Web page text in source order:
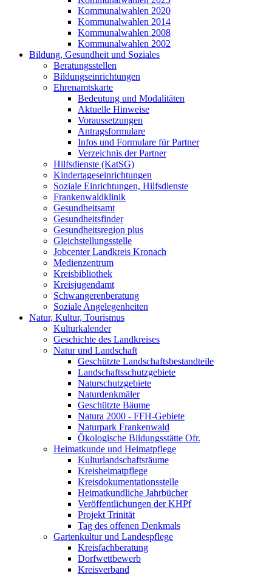
Kommunalwahlen 2020
Kommunalwahlen 2014
Kommunalwahlen 2008
Kommunalwahlen 2002
Bildung, Gesundheit und Soziales
Beratungsstellen
Bildungseinrichtungen
Ehrenamtskarte
Bedeutung und Modalitäten
Aktuelle Hinweise
Voraussetzungen
Antragsformulare
Infos und Formulare für Partner
Verzeichnis der Partner
Hilfsdienste (KatSG)
Kindertageseinrichtungen
Soziale Einrichtungen, Hilfsdienste
Frankenwaldklinik
Gesundheitsamt
Gesundheitsfinder
Gesundheitsregion plus
Gleichstellungsstelle
Jobcenter Landkreis Kronach
Medienzentrum
Kreisbibliothek
Kreisjugendamt
Schwangerenberatung
Soziale Angelegenheiten
Natur, Kultur, Tourismus
Kulturkalender
Geschichte des Landkreises
Natur und Landschaft
Geschützte Landschaftsbestandteile
Landschaftsschutzgebiete
Naturschutzgebiete
Naturdenkmäler
Geschützte Bäume
Natura 2000 - FFH-Gebiete
Naturpark Frankenwald
Ökologische Bildungsstätte Ofr.
Heimatkunde und Heimatpflege
Kulturlandschaftsräume
Kreisheimatpflege
Kreisdokumentationsstelle
Heimatkundliche Jahrbücher
Veröffentlichungen der KHPf
Projekt Trinität
Tag des offenen Denkmals
Gartenkultur und Landespflege
Kreisfachberatung
Dorfwettbewerb
Kreisverband